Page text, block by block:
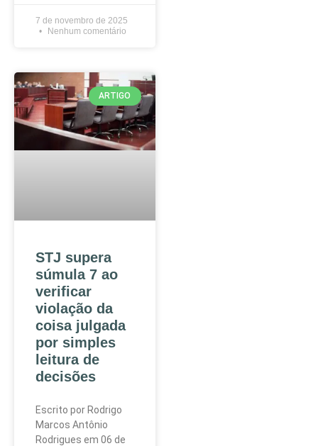
7 de novembro de 2025
Nenhum comentário
ARTIGO
STJ supera
súmula 7 ao
verificar
violação da
coisa julgada
por simples
leitura de
decisões
Escrito por Rodrigo
Marcos Antônio
Rodrigues em 06 de